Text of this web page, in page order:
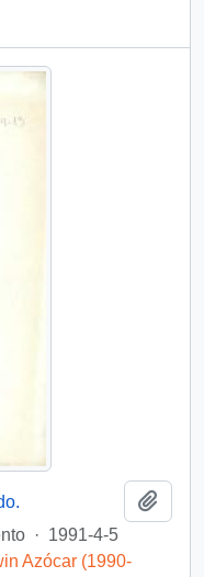
· 1991-4-5
Azócar (1990-